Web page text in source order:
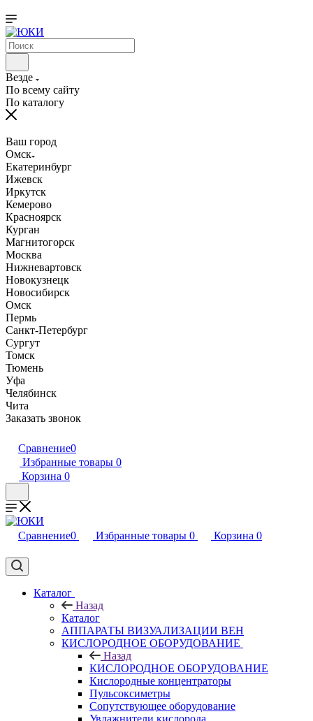
Везде
По всему сайту
По каталогу
Ваш город
Омск
Екатеринбург
Ижевск
Иркутск
Кемерово
Красноярск
Курган
Магнитогорск
Москва
Нижневартовск
Новокузнецк
Новосибирск
Омск
Пермь
Санкт-Петербург
Сургут
Томск
Тюмень
Уфа
Челябинск
Чита
Заказать звонок
Сравнение0
Избранные товары 0
Корзина 0
Сравнение0 Избранные товары 0 Корзина 0
Каталог
Назад
Каталог
АППАРАТЫ ВИЗУАЛИЗАЦИИ ВЕН
КИСЛОРОДНОЕ ОБОРУДОВАНИЕ
Назад
КИСЛОРОДНОЕ ОБОРУДОВАНИЕ
Кислородные концентраторы
Пульсоксиметры
Сопутствующее оборудование
Увлажнители кислорода